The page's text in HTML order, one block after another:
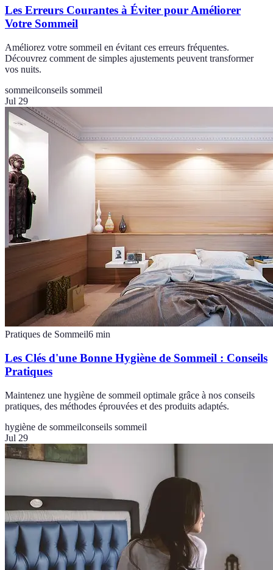
Les Erreurs Courantes à Éviter pour Améliorer
Votre Sommeil
Améliorez votre sommeil en évitant ces erreurs fréquentes.
Découvrez comment de simples ajustements peuvent transformer
vos nuits.
sommeilconseils sommeil
Jul 29
Pratiques de Sommeil6 min
Les Clés d'une Bonne Hygiène de Sommeil : Conseils
Pratiques
Maintenez une hygiène de sommeil optimale grâce à nos conseils
pratiques, des méthodes éprouvées et des produits adaptés.
hygiène de sommeilconseils sommeil
Jul 29